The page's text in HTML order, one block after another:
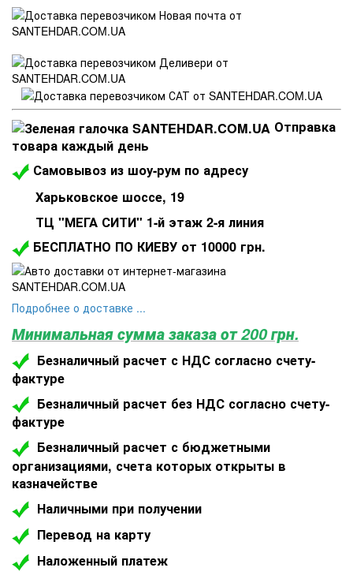
Отправка
товара каждый день
Самовывоз из шоу-рум по адресу
Харьковское шоссе, 19
ТЦ "МЕГА СИТИ" 1-й этаж 2-я линия
БЕСПЛАТНО ПО КИЕВУ от 10000 грн.
Подробнее о доставке ...
Минимальная сумма заказа от 200 грн.
Безналичный расчет с НДС согласно счету-
фактуре
Безналичный расчет без НДС согласно счету-
фактуре
Безналичный расчет с бюджетными
организациями, счета которых открыты в
казначействе
Наличными при получении
Перевод на карту
Наложенный платеж